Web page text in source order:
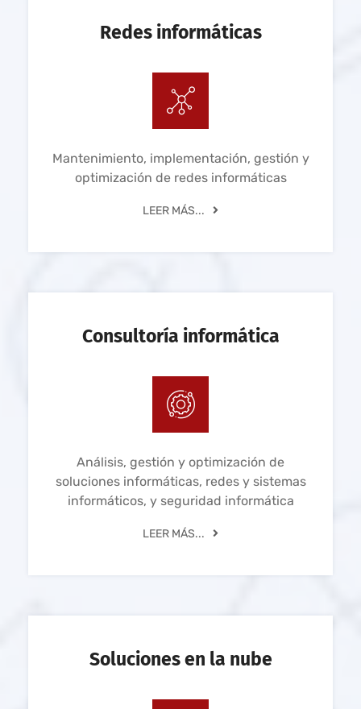
Redes informáticas
Mantenimiento, implementación, gestión y
optimización de redes informáticas
LEER MÁS...
Consultoría informática
Análisis, gestión y optimización de
soluciones informáticas, redes y sistemas
informáticos, y seguridad informática
LEER MÁS...
Soluciones en la nube